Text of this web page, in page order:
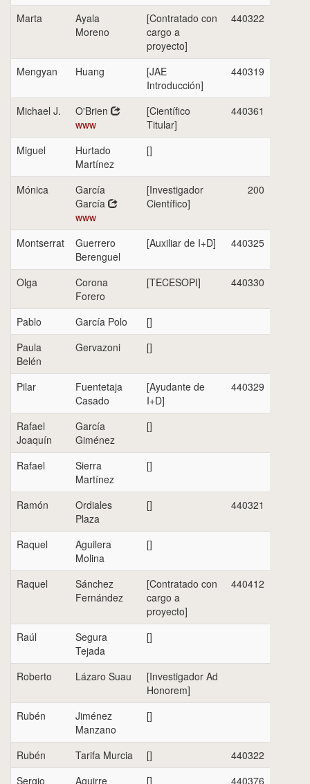
Marta
Ayala
Moreno
[Contratado con
cargo a
proyecto]
440322
Mengyan Huang
[JAE
Introducción]
440319
Michael J.
O'Brien
www
[Científico
Titular]
440361
Miguel
Hurtado
Martínez
[]
Mónica
García
García
www
[Investigador
Científico]
200
Montserrat
Guerrero
Berenguel
[Auxiliar de I+D] 440325
Olga
Corona
Forero
[TECESOPI] 440330
Pablo García Polo
[]
Paula
Belén
Gervazoni []
Pilar
Fuentetaja
Casado
[Ayudante de
I+D]
440329
Rafael
Joaquín
García
Giménez
[]
Rafael
Sierra
Martínez
[]
Ramón
Ordiales
Plaza
[] 440321
Raquel
Aguilera
Molina
[]
Raquel
Sánchez
Fernández
[Contratado con
cargo a
proyecto]
440412
Raúl
Segura
Tejada
[]
Roberto Lázaro Suau
[Investigador Ad
Honorem]
Rubén
Jiménez
Manzano
[]
Rubén Tarifa Murcia []
440322
Sergio
Aguirre [] 440376